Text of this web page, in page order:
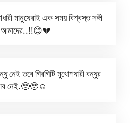
মানুষেরাই এক সময় বিশ্বস্ত সঙ্গী
আমাদের..!!😊💔
নেই তবে গিরগিটি মুখোশধারী বন্ধুর
নেই.🥹🥹☺️